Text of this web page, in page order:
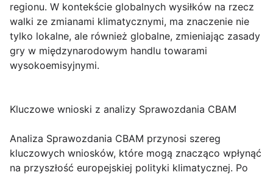
regionu. W kontekście globalnych wysiłków na rzecz
walki ze zmianami klimatycznymi, ma znaczenie nie
tylko lokalne, ale również globalne, zmieniając zasady
gry w międzynarodowym handlu towarami
wysokoemisyjnymi.
Kluczowe wnioski z analizy Sprawozdania CBAM
Analiza Sprawozdania CBAM przynosi szereg
kluczowych wniosków, które mogą znacząco wpłynąć
na przyszłość europejskiej polityki klimatycznej. Po